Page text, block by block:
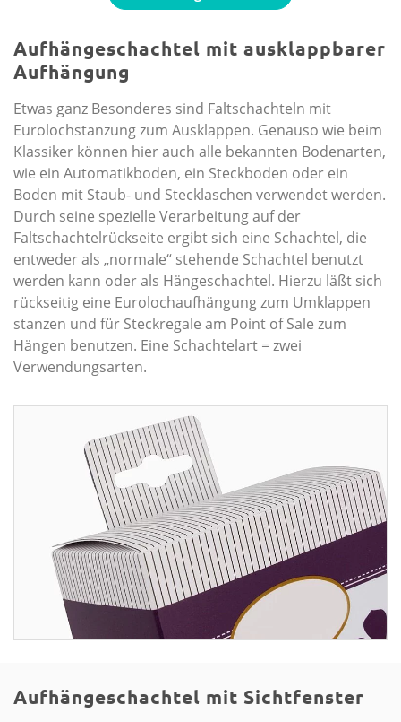
Aufhängeschachtel mit ausklappbarer
Aufhängung
Etwas ganz Besonderes sind Faltschachteln mit
Eurolochstanzung zum Ausklappen. Genauso wie beim
Klassiker können hier auch alle bekannten Bodenarten,
wie ein Automatikboden, ein Steckboden oder ein
Boden mit Staub- und Stecklaschen verwendet werden.
Durch seine spezielle Verarbeitung auf der
Faltschachtelrückseite ergibt sich eine Schachtel, die
entweder als „normale“ stehende Schachtel benutzt
werden kann oder als Hängeschachtel. Hierzu läßt sich
rückseitig eine Eurolochaufhängung zum Umklappen
stanzen und für Steckregale am Point of Sale zum
Hängen benutzen. Eine Schachtelart = zwei
Verwendungsarten.
Aufhängeschachtel mit Sichtfenster